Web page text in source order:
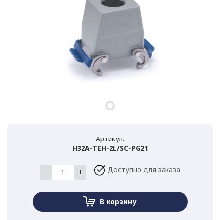
Артикул:
H32A-TEH-2L/SC-PG21
Доступно для заказа